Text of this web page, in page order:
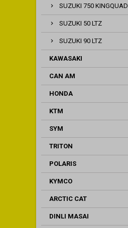
SUZUKI 750 KINGQUAD
SUZUKI 50 LTZ
SUZUKI 90 LTZ
KAWASAKI
CAN AM
HONDA
KTM
SYM
TRITON
POLARIS
KYMCO
ARCTIC CAT
DINLI MASAI